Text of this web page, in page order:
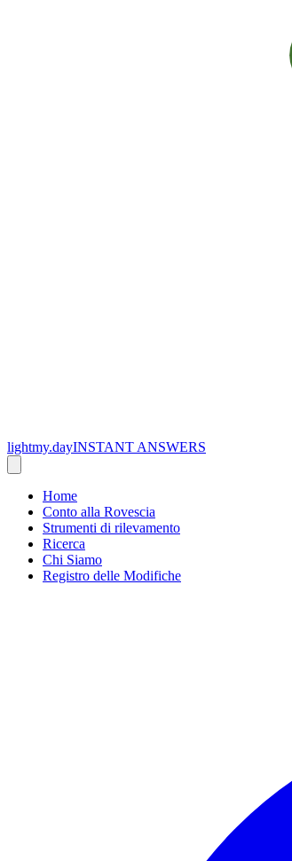
lightmy.dayINSTANT ANSWERS
Home
Conto alla Rovescia
Strumenti di rilevamento
Ricerca
Chi Siamo
Registro delle Modifiche